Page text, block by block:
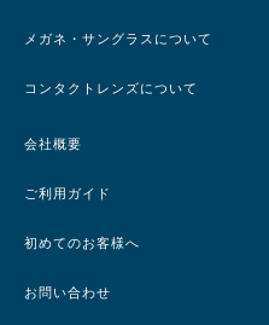
メガネ・サングラスについて
コンタクトレンズについて
会社概要
ご利用ガイド
初めてのお客様へ
お問い合わせ